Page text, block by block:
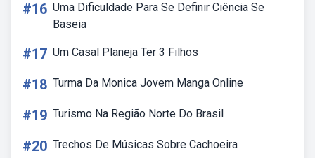
#16 Uma Dificuldade Para Se Definir Ciência Se
Baseia
#17 Um Casal Planeja Ter 3 Filhos
#18 Turma Da Monica Jovem Manga Online
#19 Turismo Na Região Norte Do Brasil
#20 Trechos De Músicas Sobre Cachoeira